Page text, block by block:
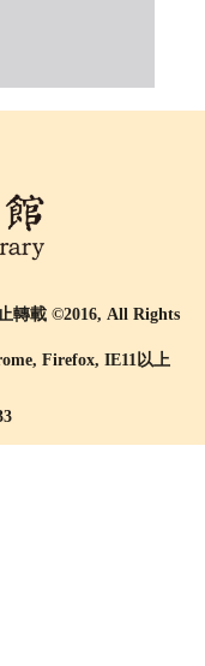
轉載 ©2016, All Rights
Firefox, IE11以上